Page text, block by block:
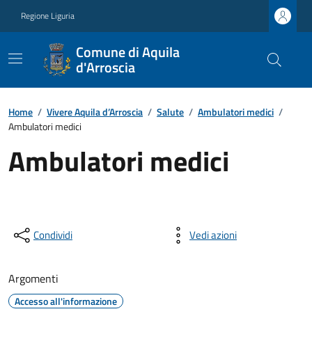
Regione Liguria
Comune di Aquila
d'Arroscia
Home / Vivere Aquila d’Arroscia / Salute / Ambulatori medici /
Ambulatori medici
Ambulatori medici
Condividi Vedi azioni
Argomenti
Accesso all'informazione